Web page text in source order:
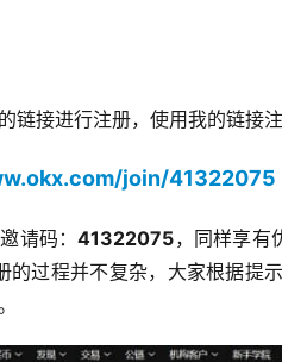
链接进行注册，使用我的链接
join/41322075
请码：41322075，同样享有
的过程并不复杂，大家根据提